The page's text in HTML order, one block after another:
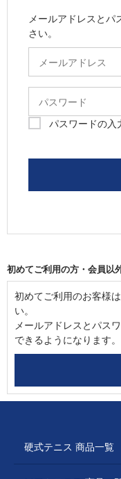
メールアドレスとパ
さい。
パスワードの入
初めてご利用の方・会員以
初めてご利用のお客様
い。
メールアドレスとパス
できるようになります。
硬式テニス 商品一覧